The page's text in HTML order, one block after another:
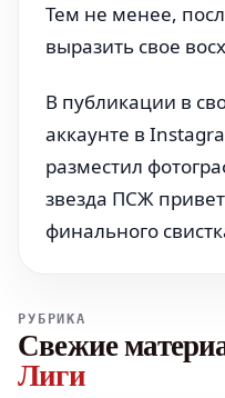
Тем не менее,
выразить свое
В публикации в
аккаунте в
разместил
звезда ПСЖ
финального
РУБРИКА
Свежие
Лиги